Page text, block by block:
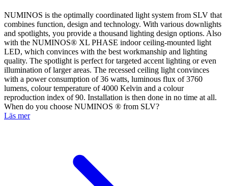
NUMINOS is the optimally coordinated light system from SLV that
combines function, design and technology. With various downlights
and spotlights, you provide a thousand lighting design options. Also
with the NUMINOS® XL PHASE indoor ceiling-mounted light
LED, which convinces with the best workmanship and lighting
quality. The spotlight is perfect for targeted accent lighting or even
illumination of larger areas. The recessed ceiling light convinces
with a power consumption of 36 watts, luminous flux of 3760
lumens, colour temperature of 4000 Kelvin and a colour
reproduction index of 90. Installation is then done in no time at all.
When do you choose NUMINOS ® from SLV?
Läs mer